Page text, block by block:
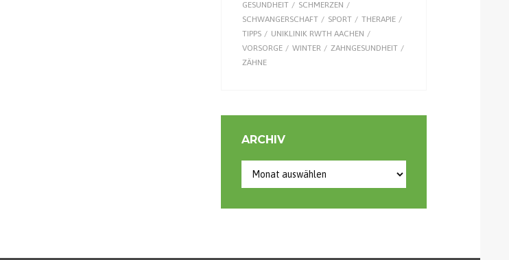
GESUNDHEIT
SCHMERZEN
SCHWANGERSCHAFT
SPORT
THERAPIE
TIPPS
UNIKLINIK RWTH AACHEN
VORSORGE
WINTER
ZAHNGESUNDHEIT
ZÄHNE
ARCHIV